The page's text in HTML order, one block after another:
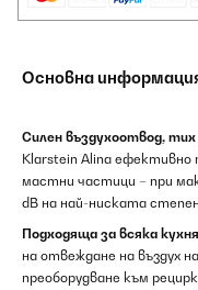
Основна
Силен въздухоотвод,
Klarstein Alina ефективно
мастни частици – при
dB на най-ниската
Подходяща за всяка
на отвеждане на въздух
преоборудване към